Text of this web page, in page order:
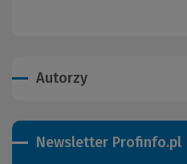
Autorzy
Newsletter Profinfo.pl